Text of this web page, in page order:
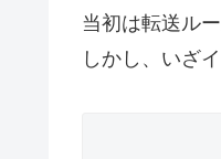
当初は転送ル
しかし、いざ